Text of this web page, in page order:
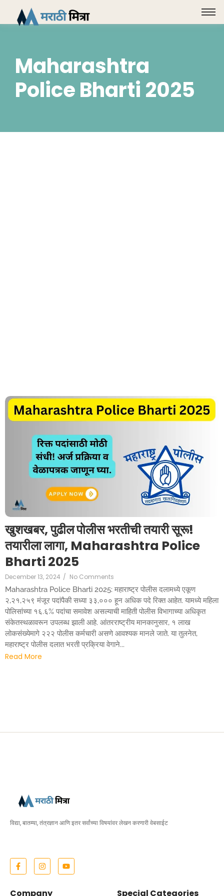
Maharashtra
Police Bharti 2025
खुशखबर, पुढील पोलीस भरतीची तयारी सूरू!
तयारीला लागा, Maharashtra Police
Bharti 2025
December 13, 2024 / No Comments
Maharashtra Police Bharti 2025: महाराष्ट्र पोलीस दलामध्ये एकूण
२,२१,२५९ मंजूर पदांपैकी सध्या ३३,००० हून अधिक पदे रिक्त आहेत. यामध्ये महिला
पोलिसांच्या १६.६% पदांचा समावेश असल्याची माहिती पोलीस विभागाच्या अधिकृत
संकेतस्थळावरून उपलब्ध झाली आहे. आंतरराष्ट्रीय मानकानुसार, १ लाख
लोकसंख्येमागे २२२ पोलीस कर्मचारी असणे आवश्यक मानले जाते. या तुलनेत,
महाराष्ट्र पोलीस दलात भरती प्रक्रिया वेगाने...
Read More
विद्या, बातम्या, तंत्रज्ञान आणि इतर सर्वांच्या विषयांवर लेखन करणारी वेबसाईट
Company Special Categories